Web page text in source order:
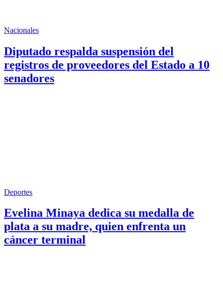
Nacionales
Diputado respalda suspensión del
registros de proveedores del Estado a 10
senadores
Deportes
Evelina Minaya dedica su medalla de
plata a su madre, quien enfrenta un
cáncer terminal